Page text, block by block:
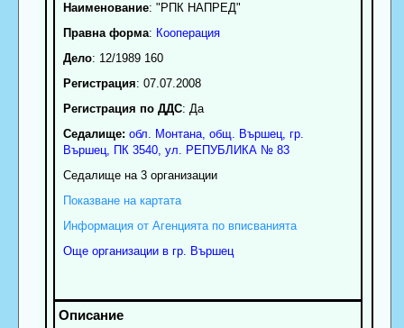
Наименование: "РПК НАПРЕД"
Правна форма: Кооперация
Дело: 12/1989 160
Регистрация: 07.07.2008
Регистрация по ДДС: Да
Седалище: обл. Монтана, общ. Вършец, гр.
Вършец, ПК 3540, ул. РЕПУБЛИКА № 83
Седалище на 3 организации
Показване на картата
Информация от Агенцията по вписванията
Още организации в гр. Вършец